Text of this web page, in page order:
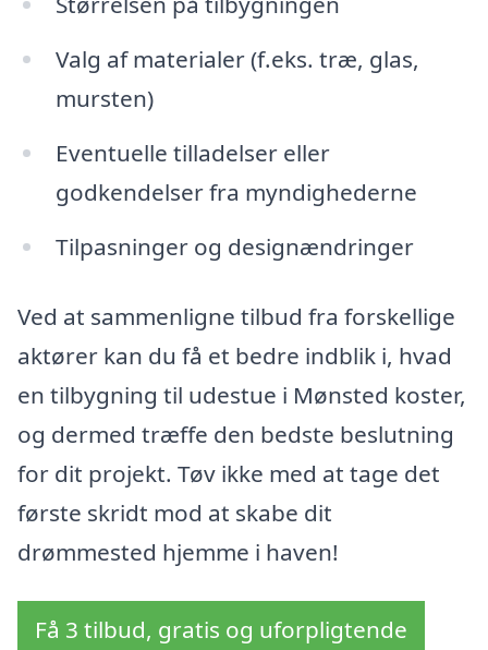
Valg af materialer (f.eks. træ, glas,
mursten)
Eventuelle tilladelser eller
godkendelser fra myndighederne
Tilpasninger og designændringer
Ved at sammenligne tilbud fra forskellige
aktører kan du få et bedre indblik i, hvad
en tilbygning til udestue i Mønsted koster,
og dermed træffe den bedste beslutning
for dit projekt. Tøv ikke med at tage det
første skridt mod at skabe dit
drømmested hjemme i haven!
Få 3 tilbud, gratis og uforpligtende